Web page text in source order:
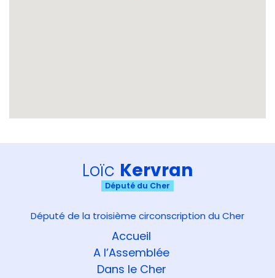
Loïc Kervran
Député du Cher
Député de la troisième circonscription du Cher
Accueil
A l’Assemblée
Dans le Cher